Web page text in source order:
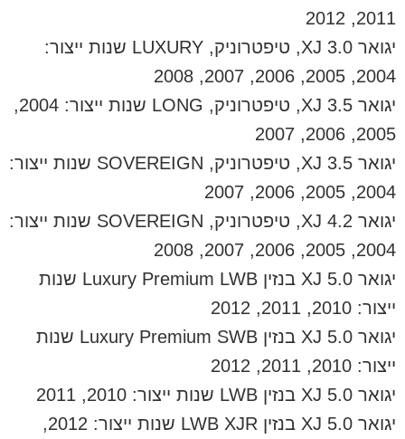
2011, 2012
יגואר XJ 3.0, טיפטרוניק, LUXURY שנות ייצור:
2004, 2005, 2006, 2007, 2008
יגואר XJ 3.5, טיפטרוניק, LONG שנות ייצור: 2004,
2005, 2006, 2007
יגואר XJ 3.5, טיפטרוניק, SOVEREIGN שנות ייצור:
2004, 2005, 2006, 2007
יגואר XJ 4.2, טיפטרוניק, SOVEREIGN שנות ייצור:
2004, 2005, 2006, 2007, 2008
יגואר XJ 5.0 בנזין Luxury Premium LWB שנות
ייצור: 2010, 2011, 2012
יגואר XJ 5.0 בנזין Luxury Premium SWB שנות
ייצור: 2010, 2011, 2012
יגואר XJ 5.0 בנזין LWB שנות ייצור: 2010, 2011
יגואר XJ 5.0 בנזין LWB XJR שנות ייצור: 2012,